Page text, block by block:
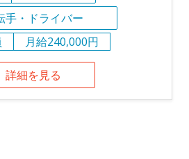
手・ドライバー
月給240,000円
詳細を見る